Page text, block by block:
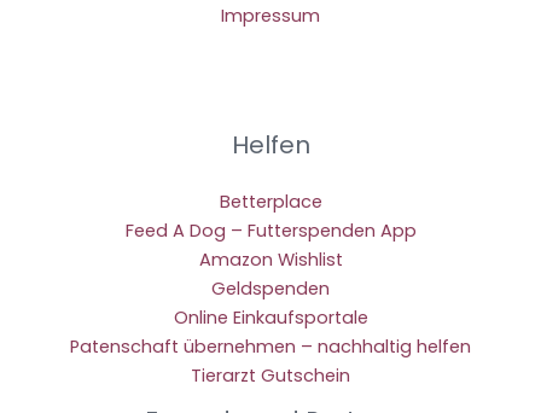
Impressum
Helfen
Betterplace
Feed A Dog – Futterspenden App
Amazon Wishlist
Geldspenden
Online Einkaufsportale
Patenschaft übernehmen – nachhaltig helfen
Tierarzt Gutschein